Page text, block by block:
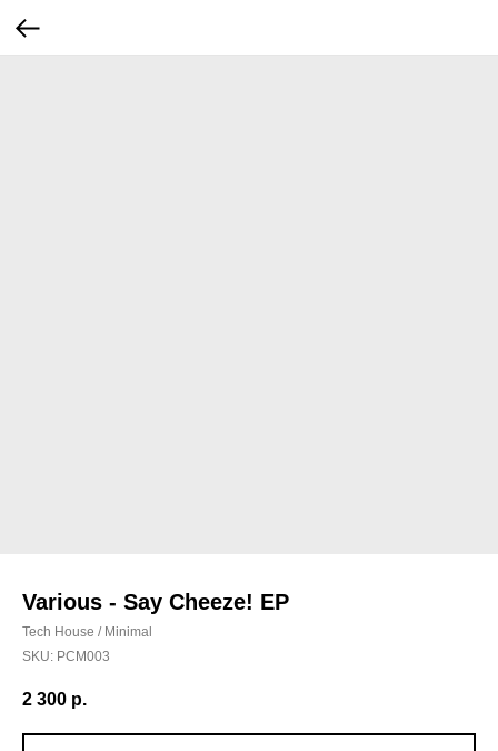
Various - Say Cheeze! EP
Tech House / Minimal
SKU: PCM003
2 300 р.